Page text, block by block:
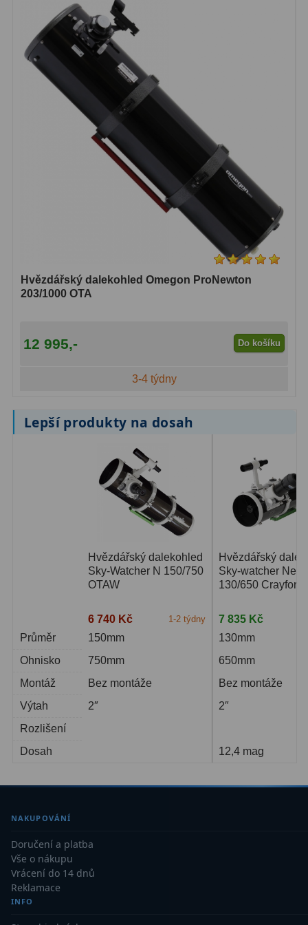
Dálkoměry9
Noční vidění 8
Mikroskopy 76
Školní a studentské14
Příslušenství mikroskopů16
Preparáty2
Meteostanice52
Teploměry a vlhkoměry15
Ostatní179
Literatura
Lupy69
Dárkové poukazy
Bazar11
Dalekohledy
Okuláry1
Hvězdářský dalekohled Omegon ProNewton
203/1000 OTA
12 995,- Do košíku
3-4 týdny
Lepší produkty na dosah
Průměr
Ohnisko
Montáž
Výtah
Rozlišení
Dosah
Hvězdářský dalekohled
Sky-Watcher N 150/750
OTAW
6 740 Kč 1-2 týdny
150mm
750mm
Bez montáže
2″
Hvězdářský
Sky-watcher
130/650
7 835 Kč
130mm
650mm
Bez montáže
2″
12,4 mag
NAKUPOVÁNÍ
Doručení a platba
Vše o nákupu
Vrácení do 14 dnů
Reklamace
INFO